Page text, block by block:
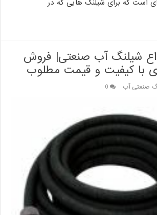
است که برای شیلنگ هایی که در
شیلنگ آب صنعتی| فروش
با کیفیت و قیمت مطلوب
صنعتی آب 0